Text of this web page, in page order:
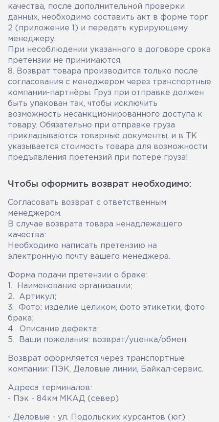
качества, после дополнительной проверки
данных, необходимо составить акт в форме торг
2 (приложение 1) и передать курирующему
менеджеру.
При несоблюдении указанного в договоре срока
претензии не принимаются.
8. Возврат товара производится только после
согласования с менеджером через транспортные
компании-партнёры. Груз при отправке должен
быть упакован так, чтобы исключить
возможность несанкционированного доступа к
товару. Обязательно при отправке груза
прикладываются товарные документы, и в ТК
указывается стоимость товара для возможности
предъявления претензий при потере груза!
Чтобы оформить возврат необходимо:
Согласовать возврат с ответственным
менеджером.
В случае возврата товара ненадлежащего
качества:
Необходимо написать претензию на
электронную почту вашего менеджера.
Форма подачи претензии о браке:
1. Наименование организации;
2. Артикул;
3. Фото: изделие целиком, фото этикетки, фото
брака;
4. Описание дефекта;
5. Ваши пожелания: возврат/уценка/обмен.
Возврат оформляется через транспортные
компании: ПЭК, Деловые линии, Байкал-сервис.
Адреса терминалов:
- Пэк - 84км МКАД (север)
- Деловые - ул. Подольских курсантов (юг)